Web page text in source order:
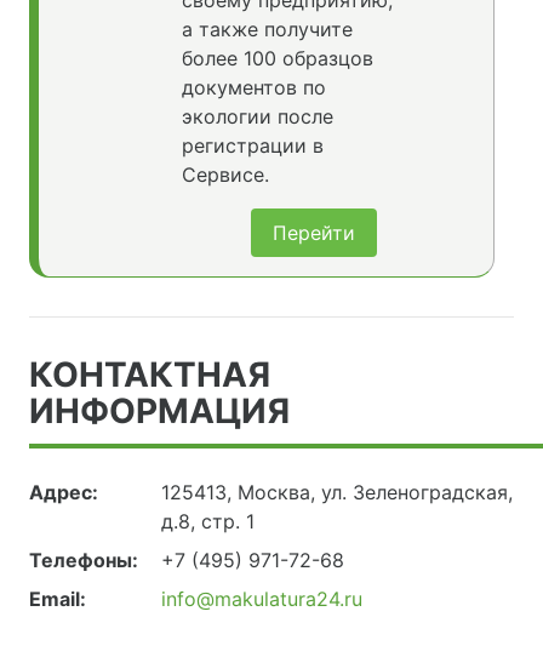
а также получите
более 100 образцов
документов по
экологии после
регистрации в
Сервисе.
Перейти
КОНТАКТНАЯ
ИНФОРМАЦИЯ
Адрес:
125413, Москва, ул. Зеленоградская,
д.8, стр. 1
Телефоны:
+7 (495) 971-72-68
Email:
info@makulatura24.ru